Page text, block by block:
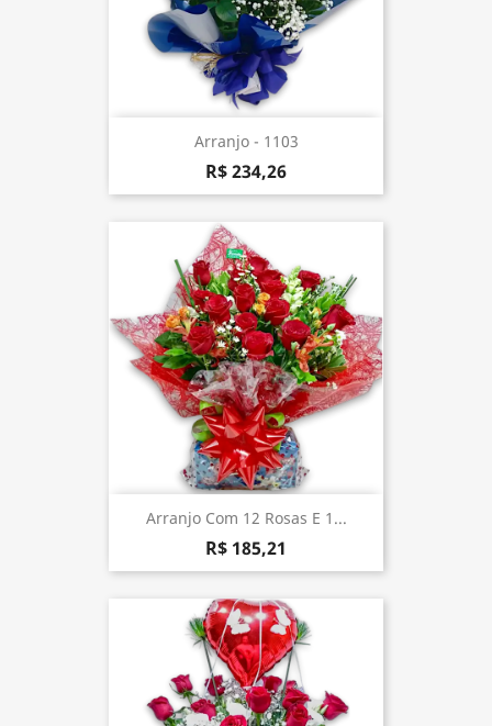
Arranjo - 1103
R$ 234,26
Arranjo Com 12 Rosas E 1...
R$ 185,21